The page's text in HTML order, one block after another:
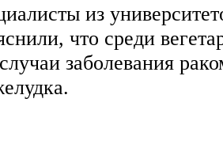
из
что среди
заболевания